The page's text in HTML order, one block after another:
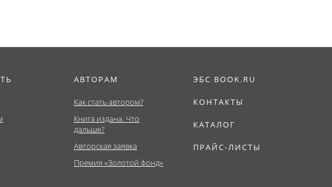
АВТОРАМ
Как стать автором?
Книга издана. Что
дальше?
Авторская заявка
Премия «Золотой фонд»
ЭБС BOOK.RU
КОНТАКТЫ
КАТАЛОГ
ПРАЙС-ЛИСТЫ